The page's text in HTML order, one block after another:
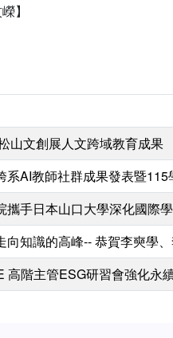
】
山文創展人文跨域教育成果
系AI教師社群成果發表暨
攜手日本山口大學深化國際
向知識的高峰-- 恭賀李奭學
高階主管ESG研習會強化永